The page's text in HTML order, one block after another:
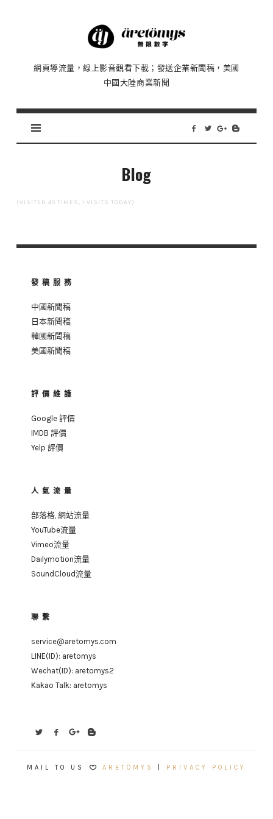
Äretömyys
無
數
|
片、
新
網頁導流量，線上影音觀看下載；發送企業新聞稿，美國
中國大陸商業新聞
Blog
(VISITED 45 TIMES, 1 VISITS TODAY)
發稿服務
中國新聞稿
日本新聞稿
韓國新聞稿
美國新聞稿
評價維護
Google 評價
IMDB 評價
Yelp 評價
人氣流量
部落格, 網站流量
YouTube流量
Vimeo流量
Dailymotion流量
SoundCloud流量
聯繫
service@aretomys.com
LINE(ID): aretomys
Wechat(ID): aretomys2
Kakao Talk: aretomys
MAIL TO US ÄRETÖMYS PRIVACY POLICY